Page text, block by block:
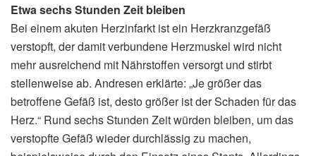
Etwa sechs Stunden Zeit bleiben
Bei einem akuten Herzinfarkt ist ein Herzkranzgefäß
verstopft, der damit verbundene Herzmuskel wird nicht
mehr ausreichend mit Nährstoffen versorgt und stirbt
stellenweise ab. Andresen erklärte: „Je größer das
betroffene Gefäß ist, desto größer ist der Schaden für das
Herz.“ Rund sechs Stunden Zeit würden bleiben, um das
verstopfte Gefäß wieder durchlässig zu machen,